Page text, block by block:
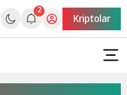
2
Kriptolar